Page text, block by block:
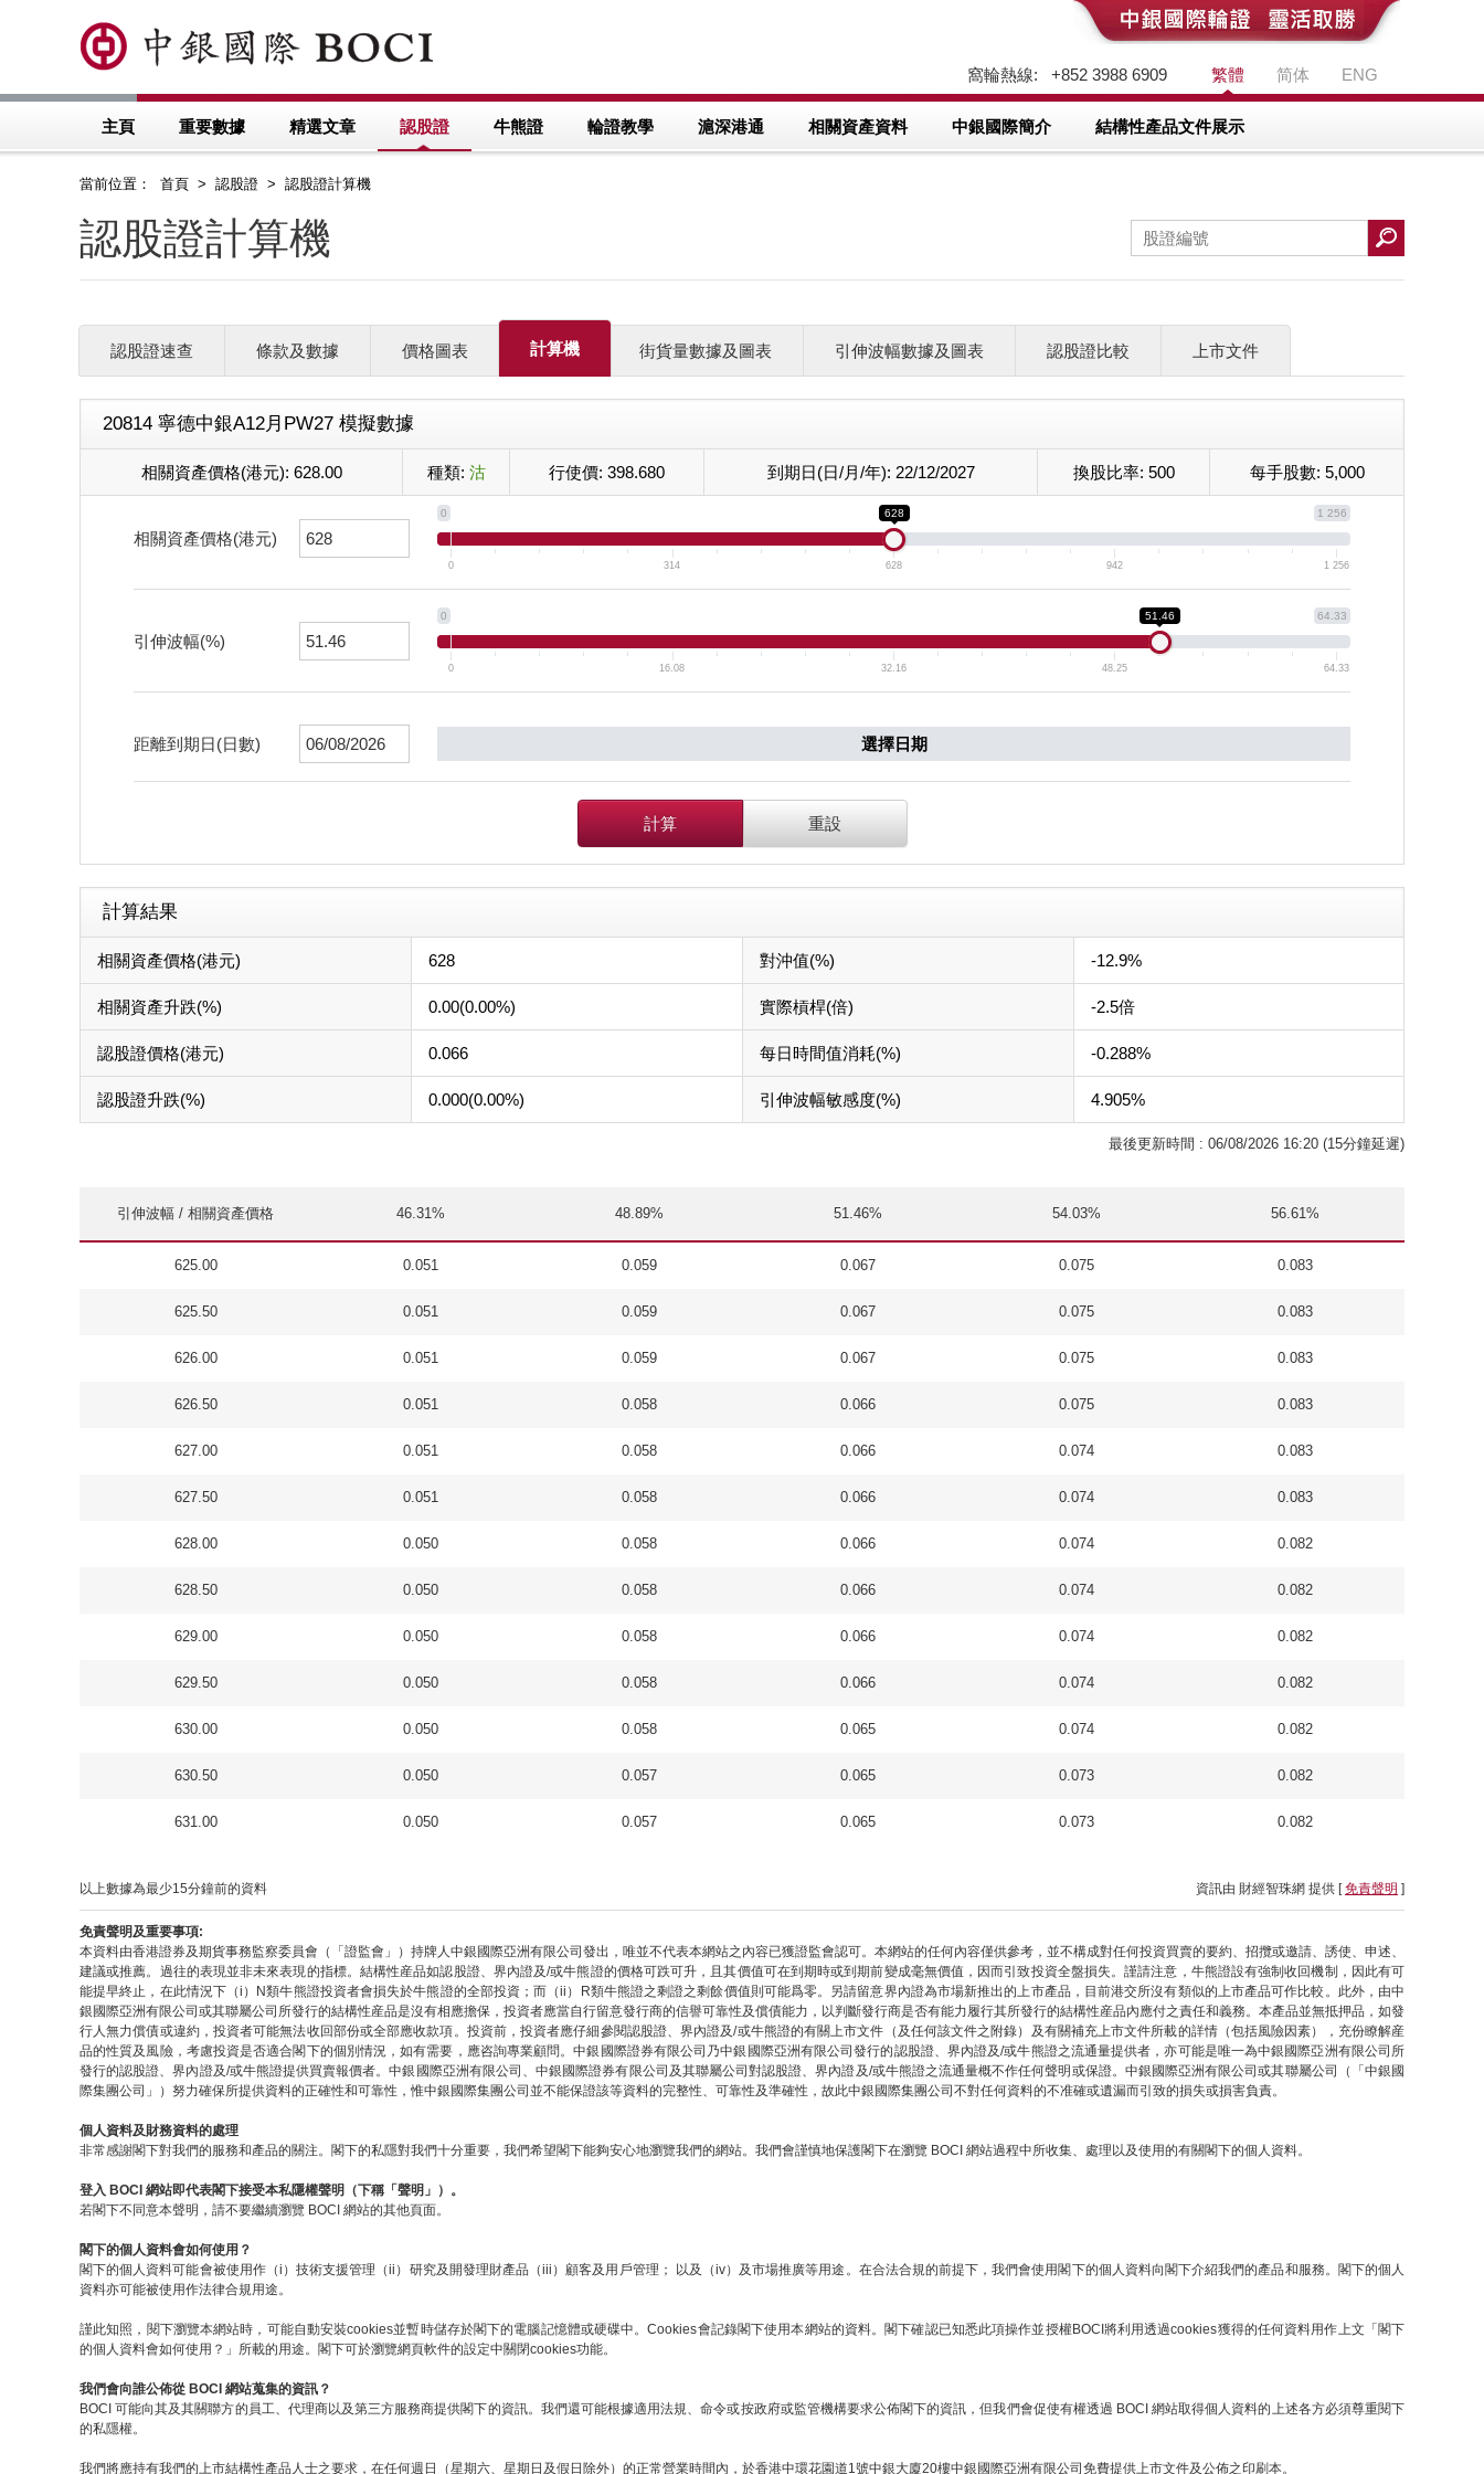
繁體 简体 ENG
窩輪熱線: +852 3988 6909
主頁 重要數據 精選文章 認股證 牛熊證 輪證教學 滬深港通 相關資產資料 中銀國際簡介 結構性產品文件展示
當前位置： 首頁 > 認股證 > 認股證計算機
認股證計算機
認股證速查 條款及數據 價格圖表 計算機 街貨量數據及圖表 引伸波幅數據及圖表 認股證比較 上市文件
20814 寧德中銀A12月PW27 模擬數據
相關資產價格(港元): 628.00 種類: 沽 行使價: 398.680 到期日(日/月/年): 22/12/2027 換股比率: 500 每手股數: 5,000
相關資產價格(港元)
0 1 256
628
0 314 628 942 1 256
引伸波幅(%)
0 64.33
51.46
0 16.08 32.16 48.25 64.33
距離到期日(日數) 選擇日期
計算 重設
計算結果
相關資產價格(港元) 628 對沖值(%) -12.9%
相關資產升跌(%) 0.00(0.00%) 實際槓桿(倍) -2.5倍
認股證價格(港元) 0.066 每日時間值消耗(%) -0.288%
認股證升跌(%) 0.000(0.00%) 引伸波幅敏感度(%) 4.905%
最後更新時間 : 06/08/2026 16:20 (15分鐘延遲)
引伸波幅 / 相關資產價格 46.31% 48.89% 51.46% 54.03% 56.61%
625.00 0.051 0.059 0.067 0.075 0.083
625.50 0.051 0.059 0.067 0.075 0.083
626.00 0.051 0.059 0.067 0.075 0.083
626.50 0.051 0.058 0.066 0.075 0.083
627.00 0.051 0.058 0.066 0.074 0.083
627.50 0.051 0.058 0.066 0.074 0.083
628.00 0.050 0.058 0.066 0.074 0.082
628.50 0.050 0.058 0.066 0.074 0.082
629.00 0.050 0.058 0.066 0.074 0.082
629.50 0.050 0.058 0.066 0.074 0.082
630.00 0.050 0.058 0.065 0.074 0.082
630.50 0.050 0.057 0.065 0.073 0.082
631.00 0.050 0.057 0.065 0.073 0.082
以上數據為最少15分鐘前的資料 資訊由 財經智珠網 提供 [免責聲明 ]
免責聲明及重要事項:
本資料由香港證券及期貨事務監察委員會（「證監會」）持牌人中銀國際亞洲有限公司發出，唯並不代表本網站之內容已獲證監會認可。本網站的任何內容僅供參考，並不構成對任何投資買賣的要約、招攬或邀請、誘使、申述、
建議或推薦。過往的表現並非未來表現的指標。結構性産品如認股證、界內證及/或牛熊證的價格可跌可升，且其價值可在到期時或到期前變成毫無價值，因而引致投資全盤損失。謹請注意，牛熊證設有強制收回機制，因此有可
能提早終止，在此情況下（i）N類牛熊證投資者會損失於牛熊證的全部投資；而（ii）R類牛熊證之剩證之剩餘價值則可能爲零。另請留意界內證為市場新推出的上市產品，目前港交所沒有類似的上市產品可作比較。此外，由中
銀國際亞洲有限公司或其聯屬公司所發行的結構性産品是沒有相應擔保，投資者應當自行留意發行商的信譽可靠性及償債能力，以判斷發行商是否有能力履行其所發行的結構性産品內應付之責任和義務。本產品並無抵押品，如發
行人無力償債或違約，投資者可能無法收回部份或全部應收款項。投資前，投資者應仔細參閱認股證、界內證及/或牛熊證的有關上市文件（及任何該文件之附錄）及有關補充上市文件所載的詳情（包括風險因素），充份瞭解産
品的性質及風險，考慮投資是否適合閣下的個別情況，如有需要，應咨詢專業顧問。中銀國際證券有限公司乃中銀國際亞洲有限公司發行的認股證、界內證及/或牛熊證之流通量提供者，亦可能是唯一為中銀國際亞洲有限公司所
發行的認股證、界內證及/或牛熊證提供買賣報價者。中銀國際亞洲有限公司、中銀國際證券有限公司及其聯屬公司對認股證、界內證及/或牛熊證之流通量概不作任何聲明或保證。中銀國際亞洲有限公司或其聯屬公司（「中銀國
際集團公司」）努力確保所提供資料的正確性和可靠性，惟中銀國際集團公司並不能保證該等資料的完整性、可靠性及準確性，故此中銀國際集團公司不對任何資料的不准確或遺漏而引致的損失或損害負責。
個人資料及財務資料的處理
非常感謝閣下對我們的服務和產品的關注。閣下的私隱對我們十分重要，我們希望閣下能夠安心地瀏覽我們的網站。我們會謹慎地保護閣下在瀏覽 BOCI 網站過程中所收集、處理以及使用的有關閣下的個人資料。
登入 BOCI 網站即代表閣下接受本私隱權聲明（下稱「聲明」）。
若閣下不同意本聲明，請不要繼續瀏覽 BOCI 網站的其他頁面。
閣下的個人資料會如何使用？
閣下的個人資料可能會被使用作（i）技術支援管理（ii）研究及開發理財產品（iii）顧客及用戶管理； 以及（iv）及市場推廣等用途。在合法合規的前提下，我們會使用閣下的個人資料向閣下介紹我們的產品和服務。閣下的個人
資料亦可能被使用作法律合規用途。
謹此知照，閱下瀏覽本網站時，可能自動安裝cookies並暫時儲存於閣下的電腦記憶體或硬碟中。Cookies會記錄閣下使用本網站的資料。閣下確認已知悉此項操作並授權BOCI將利用透過cookies獲得的任何資料用作上文「閣下
的個人資料會如何使用？」所載的用途。閣下可於瀏覽網頁軟件的設定中關閉cookies功能。
我們會向誰公佈從 BOCI 網站蒐集的資訊？
BOCI 可能向其及其關聯方的員工、代理商以及第三方服務商提供閣下的資訊。我們還可能根據適用法規、命令或按政府或監管機構要求公佈閣下的資訊，但我們會促使有權透過 BOCI 網站取得個人資料的上述各方必須尊重閱下
的私隱權。
我們將應持有我們的上市結構性產品人士之要求，在任何週日（星期六、星期日及假日除外）的正常營業時間內，於香港中環花園道1號中銀大廈20樓中銀國際亞洲有限公司免費提供上市文件及公佈之印刷本。